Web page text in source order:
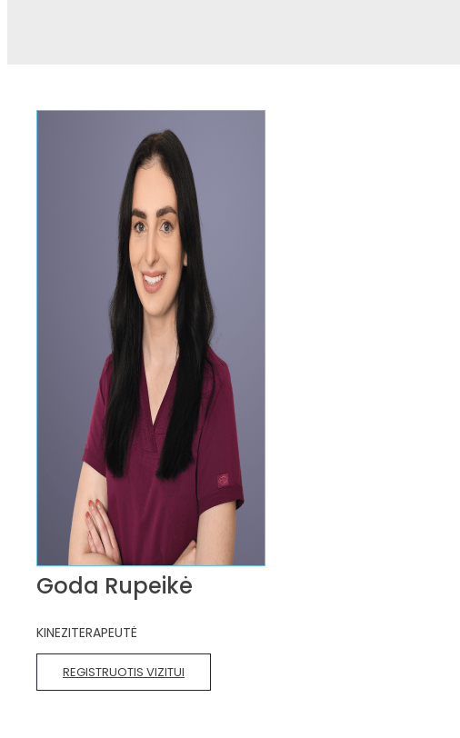
Goda Rupeikė
KINEZITERAPEUTĖ
REGISTRUOTIS VIZITUI